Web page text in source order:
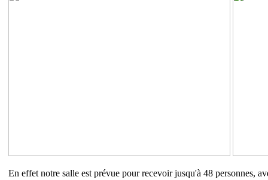
En effet notre salle est prévue pour recevoir jusqu'à 48 personnes,